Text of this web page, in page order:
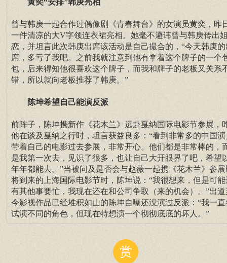
黄奕“安排”韩庚亮相
曾与韩庚一起合作过偶像剧《青春舞台》的女演员黄奕，昨
一件清凉的大V字领连衣裙亮相。她毫不避讳曾与韩庚传出
恋，并坦言此次韩庚出席该活动是自己撮合的，“今天韩庚的
席，多亏了我吧。之前我就注意到他有拿着这个牌子的一个
包，后来得知他很喜欢这个牌子，而我和牌子的老板又关系
错，所以就向老板推荐了韩庚。”
陈坤希望自己能演反派
前阵子，陈坤携新作《花木兰》远赴戛纳国际电影节参展，
他在谈及戛纳之行时，坦言获益良多：“看到非常多的中国演
带着自己的电影过去参展，非常开心。他们都是非常棒的，
是我第一次去，见识了很多，也让自己大开眼界了吧，希望
年年都能去。”当被问及是否会与赵薇一起携《花木兰》参展
将到来的上海国际电影节时，陈坤说：“我很想来，但是可能
有其他事要忙，我现在还在和公司争取（来的机会）。”出道
今影视作品已经堆积如山的陈坤自曝还没演过反派：“我一直
试演不同的角色，但现在特想演一个彻彻底底的坏人。”
赏